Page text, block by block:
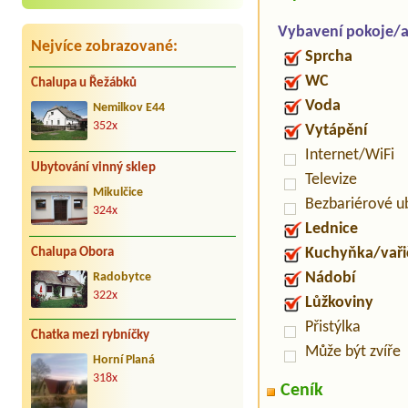
Nejvíce zobrazované:
Chalupa u Řežábků
Nemilkov E44
352x
Ubytování vinný sklep
Mikulčice
324x
Chalupa Obora
Radobytce
322x
Chatka mezi rybníčky
Horní Planá
318x
Vybavení pokoje/
Sprcha
WC
Voda
Vytápění
Internet/WiFi
Televize
Bezbariérové
Lednice
Kuchyňka/
Nádobí
Lůžkoviny
Přistýlka
Může být zvíře
Ceník